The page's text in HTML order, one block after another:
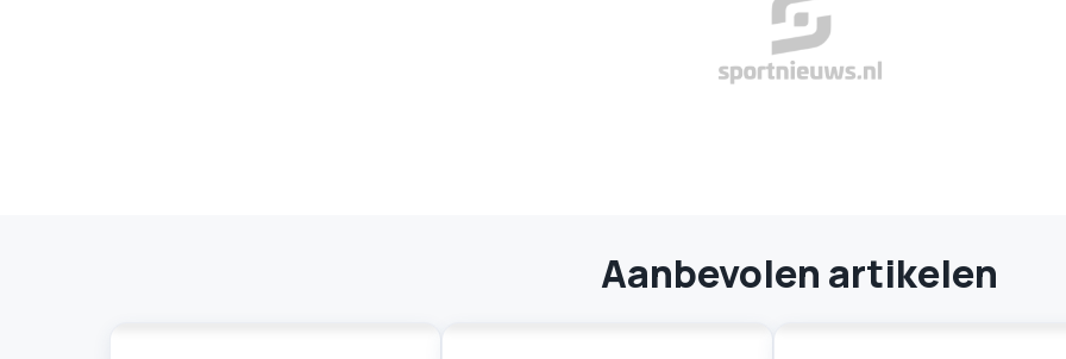
Aanbevolen artikelen